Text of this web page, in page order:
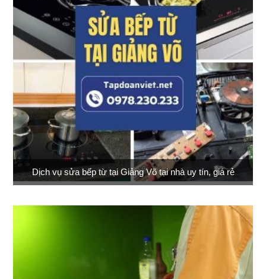
Dịch vụ sửa bếp từ tại Giảng Võ tại nhà uy tín, giá rẻ